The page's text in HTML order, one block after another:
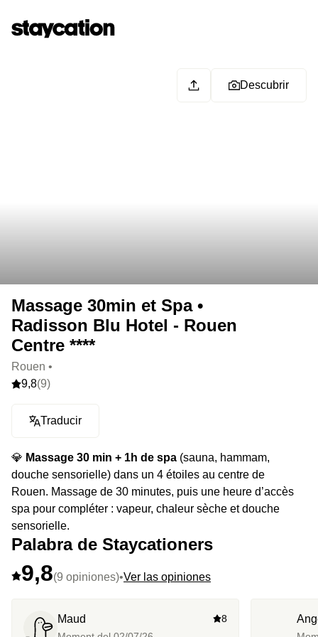
Descubrir
Massage 30min et Spa •
Radisson Blu Hotel - Rouen
Centre ****
Rouen •
9,8(9)
Traducir
💎 Massage 30 min + 1h de spa (sauna, hammam,
douche sensorielle) dans un 4 étoiles au centre de
Rouen. Massage de 30 minutes, puis une heure d’accès
spa pour compléter : vapeur, chaleur sèche et douche
sensorielle.
Palabra de Staycationers
9,8(9 opiniones)•Ver las opiniones
Maud 8